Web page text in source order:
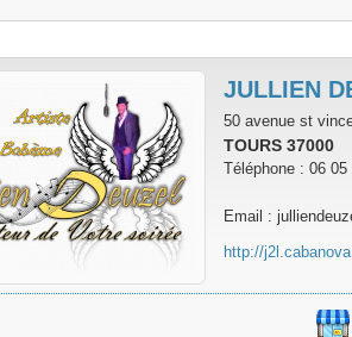
JULLIEN
50 avenue st
TOURS 37000
Téléphone : 06 05
Email :
http://